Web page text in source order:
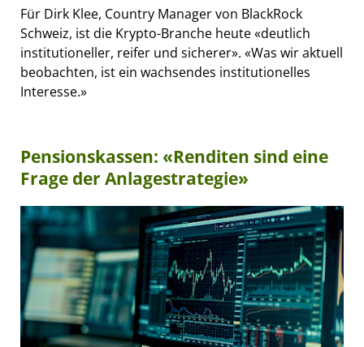
Für Dirk Klee, Country Manager von BlackRock
Schweiz, ist die Krypto-Branche heute «deutlich
institutioneller, reifer und sicherer». «Was wir aktuell
beobachten, ist ein wachsendes institutionelles
Interesse.»
Pensionskassen: «Renditen sind eine
Frage der Anlagestrategie»